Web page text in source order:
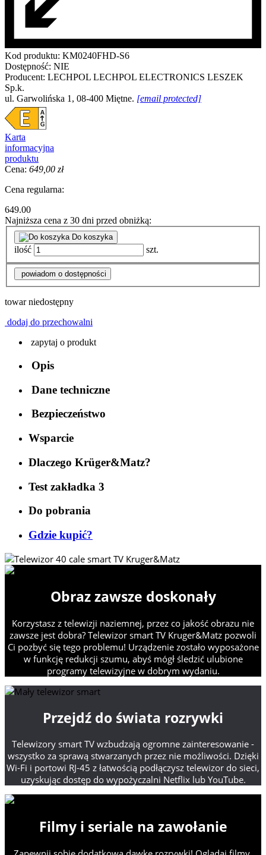
Kod produktu: KM0240FHD-S6
Dostępność: NIE
Producent: LECHPOL LECHPOL ELECTRONICS LESZEK
Sp.k.
ul. Garwolińska 1, 08-400 Miętne. [email protected]
Karta
informacyjna
produktu
Cena: 649,00 zł
Cena regularna:
649.00
Najniższa cena z 30 dni przed obniżką:
Do koszyka
ilość szt.
powiadom o dostępności
towar niedostępny
dodaj do przechowalni
zapytaj o produkt
Opis
Dane techniczne
Bezpieczeństwo
Wsparcie
Dlaczego Krüger&Matz?
Test zakładka 3
Do pobrania
Gdzie kupić?
Obraz zawsze doskonały
Korzystasz z telewizji naziemnej, przez co jakość obrazu nie
zawsze jest dobra? Telewizor smart TV Kruger&Matz pozwoli
Ci pozbyć się tego problemu! Urządzenie zostało wyposażone
w funkcję redukcji szumu, abyś mógł śledzić ulubione
programy telewizyjne w dobrym wydaniu.
Przejdź do świata rozrywki
Telewizory smart TV wzbudzają ogromne zainteresowanie -
wszystko za sprawą stwarzanych przez nie możliwości. Dzięki
Wi-Fi i portowi RJ-45 z łatwością podłączysz telewizor do sieci,
uzyskując dostęp do wypożyczalni Netflix lub YouTube.
Filmy i seriale na zawołanie